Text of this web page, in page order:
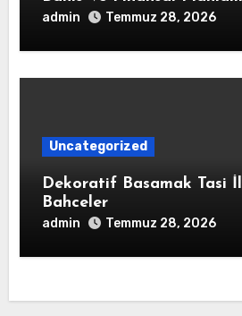
admin Temmuz 28, 2026
Uncategorized
Dekoratif Basamak Tasi
Bahceler
admin Temmuz 28, 2026